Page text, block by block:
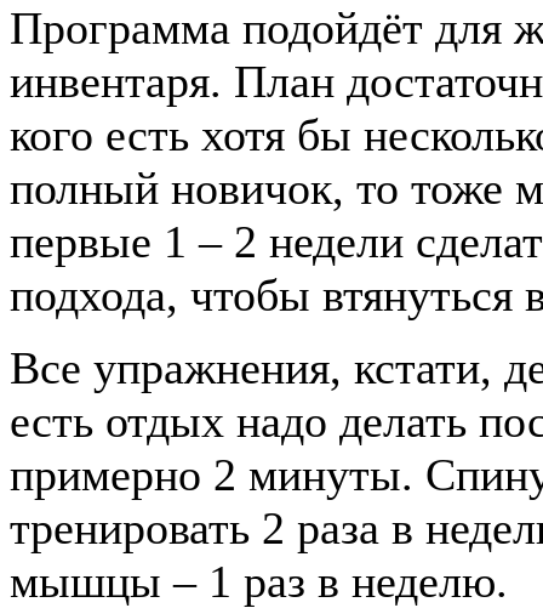
Программа подойдёт для
инвентаря. План
кого есть хотя бы
полный новичок, то тоже
первые 1 – 2 недели
подхода, чтобы втянуться
Все упражнения, кстати,
есть отдых надо делать
примерно 2 минуты.
тренировать 2 раза в
мышцы – 1 раз в неделю.